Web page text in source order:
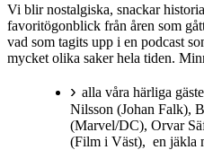
Vi blir nostalgiska, snackar
favoritögonblick från åren som
vad som tagits upp i en podcast
mycket olika saker hela tiden.
alla våra härliga
Nilsson (Johan Falk),
(Marvel/DC), Orvar
(Film i Väst), en jäkla